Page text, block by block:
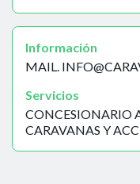
Información
MAIL.
Servicios
CONCESIONARIO
CARAVANAS Y